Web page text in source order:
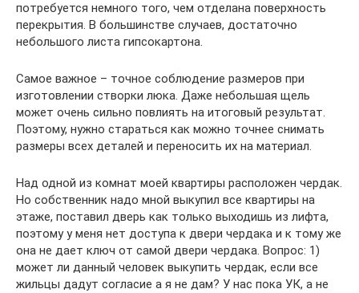
потребуется немного того, чем отделана поверхность
перекрытия. В большинстве случаев, достаточно
небольшого листа гипсокартона.
Самое важное – точное соблюдение размеров при
изготовлении створки люка. Даже небольшая щель
может очень сильно повлиять на итоговый результат.
Поэтому, нужно стараться как можно точнее снимать
размеры всех деталей и переносить их на материал.
Над одной из комнат моей квартиры расположен чердак.
Но собственник надо мной выкупил все квартиры на
этаже, поставил дверь как только выходишь из лифта,
поэтому у меня нет доступа к двери чердака и к тому же
она не дает ключ от самой двери чердака. Вопрос: 1)
может ли данный человек выкупить чердак, если все
жильцы дадут согласие а я не дам? У нас пока УК, а не